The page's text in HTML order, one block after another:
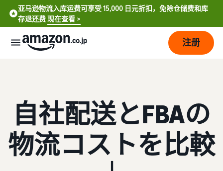
亚马逊物流入库运费可享受 15,000 日元折扣，免除仓储费和库
存退还费现在查看 >
始
销
售
从
费
注册
自社配送とFBAの
物流コストを比較